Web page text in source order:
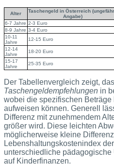
Alter
Taschengeld in Österreich
Angabe)
6-7 Jahre 2-3 Euro
8-9 Jahre 3-4 Euro
10-11
Jahre
12-15 Euro
12-14
Jahre
18-20 Euro
15-17
Jahre
25-35 Euro
Der Tabellenvergleich zeigt,
Taschengeldempfehlungen in
wobei die spezifischen
aufweisen können. Generell
Differenz mit zunehmendem
größer wird. Diese leichten
möglicherweise kleine
Lebenshaltungskostenindex
unterschiedliche
auf Kinderfinanzen.